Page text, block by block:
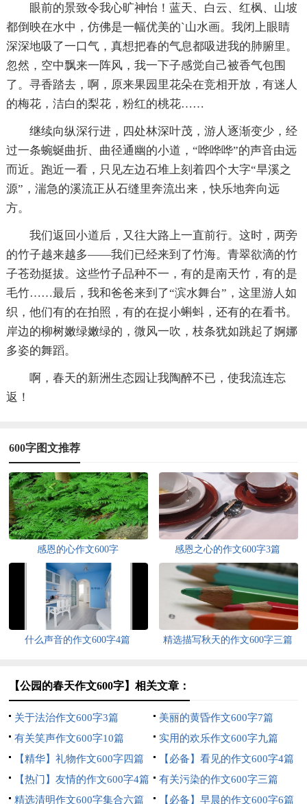
眼前的景致令我心旷神怡！蓝天、白云、红枫、山坡
都倒映在水中，仿佛是一幅优美的`山水画。我闭上眼睛
深深地吸了一口气，真想把春的气息都吸进我的肺腑里。
忽然，空中飘来一阵风，我一下子感觉自己被香气包围
了。寻香踏去，啊，原来果园里花朵在竞相开放，有迷人
的梅花，洁白的梨花，粉红的桃花……
继续向纵深行进，四处林深叶茂，游人逐渐变少，经
过一条蜿蜒曲折、曲径通幽的小道，“哗哗哗”的声音由远
而近。跑近一看，只见左边石堆上刻着四个大字“旱溪之
源”，湍急的溪流正从石缝里奔流出来，快乐地奔向远
方。
我们返回小道后，又往大路上一直前行。这时，两旁
的竹子越来越多——我们已经来到了竹海。青翠欲滴的竹
子苍劲挺拔。这些竹子品种不一，有的是南天竹，有的是
毛竹……最后，我和爸爸来到了“滨水舞台”，这里游人如
织，他们有的在拍照，有的在捉小蝌蚪，还有的在看书。
岸边的柳树嫩绿嫩绿的，微风一吹，枝条犹如跳起了婀娜
多姿的舞蹈。
啊，春天的新洲生态园让我陶醉不已，使我流连忘
返！
600字图文推荐
感恩的心作文600字 感恩之心的作文600字3篇
什么声音的作文600字4篇 精选描写秋天的作文600字三篇
【公园的春天作文600字】相关文章：
关于法治作文600字3篇
美丽的黄昏作文600字7篇
有关笑声作文600字10篇
实用的欢乐作文600字九篇
【精华】礼物作文600字四篇
【必备】看见的作文600字4篇
【热门】友情的作文600字4篇
有关污染的作文600字三篇
精选清明作文600字集合六篇
【必备】早晨的作文600字6篇